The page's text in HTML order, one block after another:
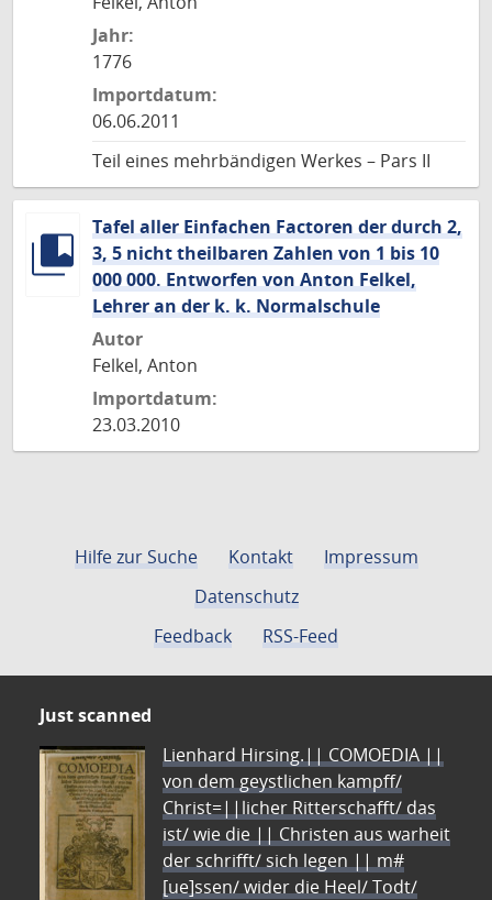
Jahr:
1776
Importdatum:
06.06.2011
Teil eines mehrbändigen Werkes – Pars II
Tafel aller Einfachen Factoren der durch 2,
3, 5 nicht theilbaren Zahlen von 1 bis 10
000 000. Entworfen von Anton Felkel,
Lehrer an der k. k. Normalschule
Autor
Felkel, Anton
Importdatum:
23.03.2010
Hilfe zur Suche Kontakt
Impressum
Datenschutz
Feedback
RSS-Feed
Just scanned
Lienhard Hirsing.|| COMOEDIA ||
von dem geystlichen kampff/
Christ=||licher Ritterschafft/ das
ist/ wie die || Christen aus warheit
der schrifft/ sich legen || m#
[ue]ssen/ wider die Heel/ Todt/